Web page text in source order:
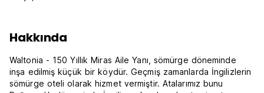
Hakkında
Waltonia - 150 Yıllık Miras Aile Yanı, sömürge döneminde
inşa edilmiş küçük bir köydür. Geçmiş zamanlarda İngilizlerin
sömürge oteli olarak hizmet vermiştir. Atalarımız bunu